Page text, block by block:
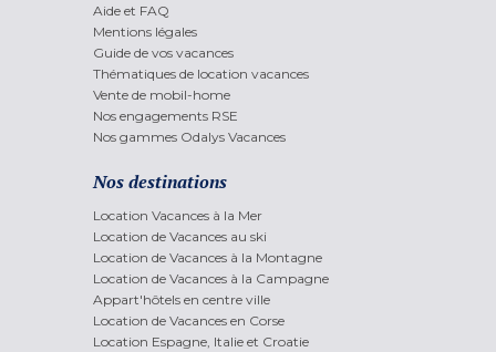
Aide et FAQ
Mentions légales
Guide de vos vacances
Thématiques de location vacances
Vente de mobil-home
Nos engagements RSE
Nos gammes Odalys Vacances
Nos destinations
Location Vacances à la Mer
Location de Vacances au ski
Location de Vacances à la Montagne
Location de Vacances à la Campagne
Appart'hôtels en centre ville
Location de Vacances en Corse
Location Espagne, Italie et Croatie